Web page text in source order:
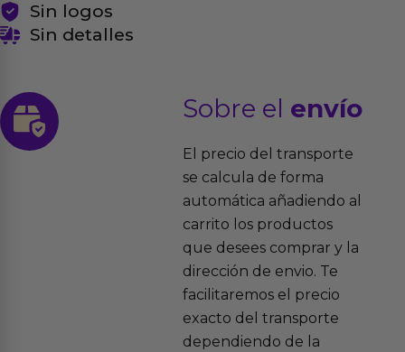
Sin logos
Sin detalles
Sobre el envío
El precio del transporte
se calcula de forma
automática añadiendo al
carrito los productos
que desees comprar y la
dirección de envio. Te
facilitaremos el precio
exacto del transporte
dependiendo de la